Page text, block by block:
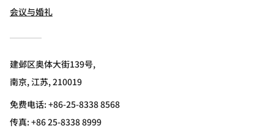
会议与婚礼
建邺区奥体大街139号,
南京, 江苏, 210019
免费电话:+86-25-8338 8568
传真:+86 25-8338 8999